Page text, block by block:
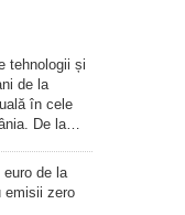
tehnologii și
de la
în cele
De la…